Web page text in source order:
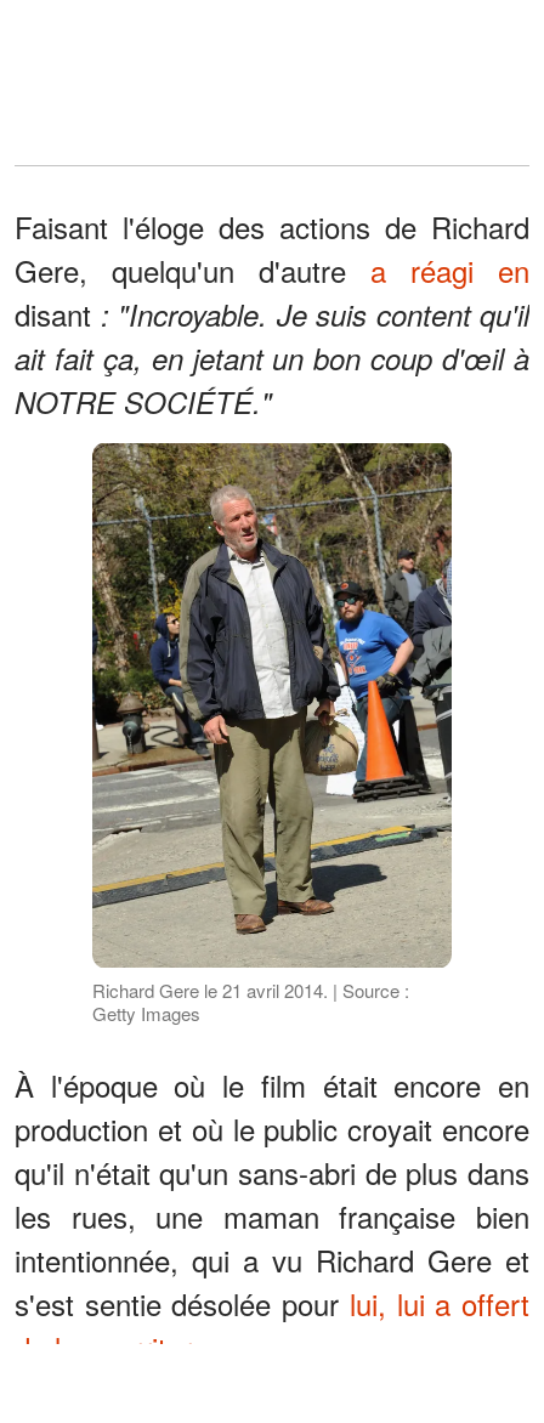
Faisant l'éloge des actions de Richard
Gere, quelqu'un d'autre a réagi en
disant : "Incroyable. Je suis content qu'il
ait fait ça, en jetant un bon coup d'œil à
NOTRE SOCIÉTÉ."
Richard Gere le 21 avril 2014. | Source :
Getty Images
À l'époque où le film était encore en
production et où le public croyait encore
qu'il n'était qu'un sans-abri de plus dans
les rues, une maman française bien
intentionnée, qui a vu Richard Gere et
s'est sentie désolée pour lui, lui a offert
de la nourriture